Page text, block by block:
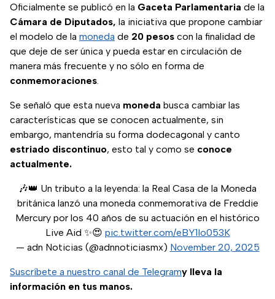
Oficialmente se publicó en la Gaceta Parlamentaria de la
Cámara de Diputados, la iniciativa que propone cambiar
el modelo de la moneda de 20 pesos con la finalidad de
que deje de ser única y pueda estar en circulación de
manera más frecuente y no sólo en forma de
conmemoraciones.
Se señaló que esta nueva moneda busca cambiar las
características que se conocen actualmente, sin
embargo, mantendría su forma dodecagonal y canto
estriado discontinuo, esto tal y como se conoce
actualmente.
🎶👑 Un tributo a la leyenda: la Real Casa de la Moneda
británica lanzó una moneda conmemorativa de Freddie
Mercury por los 40 años de su actuación en el histórico
Live Aid ✨😍 pic.twitter.com/eBY1Io053K
— adn Noticias (@adnnoticiasmx) November 20, 2025
Suscríbete a nuestro canal de Telegramy lleva la
información en tus manos.